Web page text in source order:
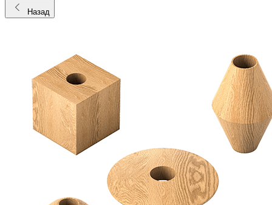
Назад